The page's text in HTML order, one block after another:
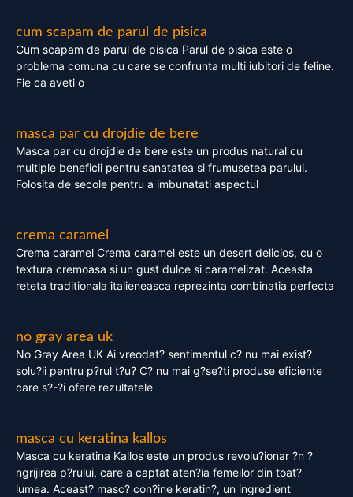
cum scapam de parul de pisica
Cum scapam de parul de pisica Parul de pisica este o
problema comuna cu care se confrunta multi iubitori de feline.
Fie ca aveti o
masca par cu drojdie de bere
Masca par cu drojdie de bere este un produs natural cu
multiple beneficii pentru sanatatea si frumusetea parului.
Folosita de secole pentru a imbunatati aspectul
crema caramel
Crema caramel Crema caramel este un desert delicios, cu o
textura cremoasa si un gust dulce si caramelizat. Aceasta
reteta traditionala italieneasca reprezinta combinatia perfecta
no gray area uk
No Gray Area UK Ai vreodat? sentimentul c? nu mai exist?
solu?ii pentru p?rul t?u? C? nu mai g?se?ti produse eficiente
care s?-?i ofere rezultatele
masca cu keratina kallos
Masca cu keratina Kallos este un produs revolu?ionar ?n ?
ngrijirea p?rului, care a captat aten?ia femeilor din toat?
lumea. Aceast? masc? con?ine keratin?, un ingredient